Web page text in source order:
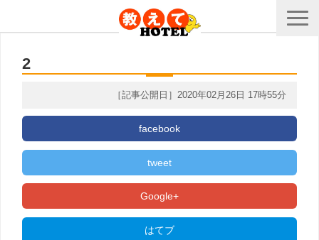
2
［記事公開日］2020年02月26日 17時55分
facebook
tweet
Google+
はてブ